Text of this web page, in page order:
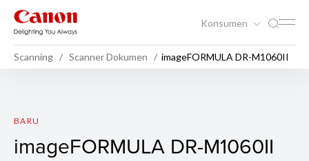
Konsumen
Scanning Scanner Dokumen imageFORMULA DR-M1060II
imageFORMULA DR-
BARU
imageFORMULA DR-M1060II